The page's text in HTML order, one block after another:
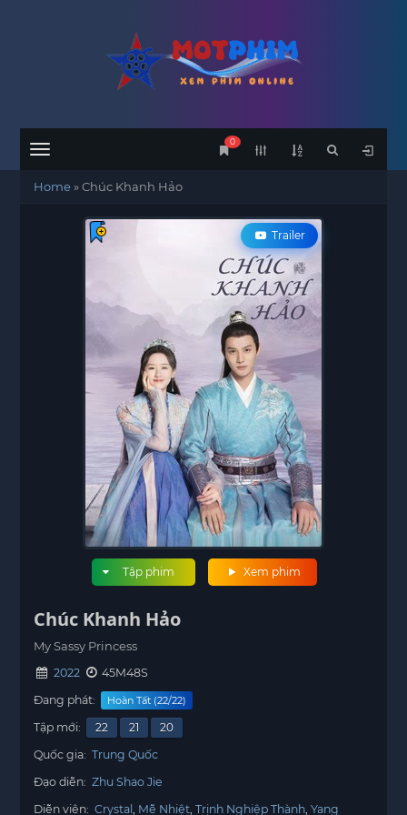
Menu
0
Home»Chúc Khanh Hảo
Trailer
Xem phim
Tập phim
Chúc Khanh Hảo
My Sassy Princess
2022
45M48S
Đang phát:
Hoàn Tất (22/22)
Tập mới: 22 21
20
Quốc gia: Trung Quốc
Đạo diễn: Zhu Shao Jie
Diễn viên: Crystal Mễ Nhiệt Trịnh Nghiệp Thành Yang